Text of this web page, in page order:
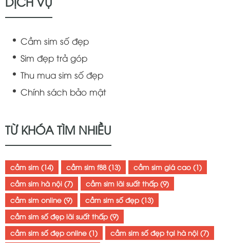
Cầm sim số đẹp
Sim đẹp trả góp
Thu mua sim số đẹp
Chính sách bảo mật
TỪ KHÓA TÌM NHIỀU
cầm sim (14) cầm sim f88(13) cầm sim giá cao (1)
cầm sim hà nội (7) cầm sim lãi suất thấp (9)
cầm sim online (9) cầm sim số đẹp (13)
cầm sim số đẹp lãi suất thấp (9)
cầm sim số đẹp online (1) cầm sim số đẹp tại hà nội (7)